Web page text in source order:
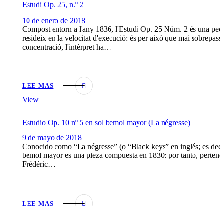
Estudi Op. 25, n.º 2
10 de enero de 2018
Compost entorn a l'any 1836, l'Estudi Op. 25 Núm. 2 és una
resideix en la velocitat d'execució: és per això que mai
concentració, l'intèrpret ha…
LEE MAS
View
Estudio Op. 10 nº 5 en sol bemol mayor (La négresse)
9 de mayo de 2018
Conocido como “La négresse” (o “Black keys” en inglés; es
bemol mayor es una pieza compuesta en 1830: por tanto,
Frédéric…
LEE MAS